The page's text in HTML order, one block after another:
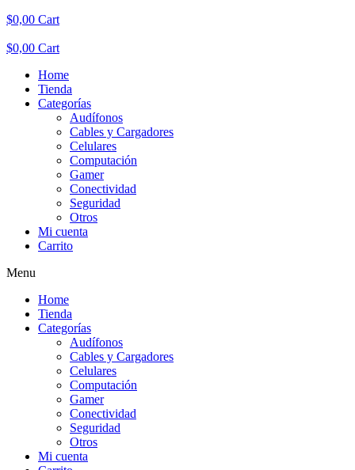
$0,00 Cart
$0,00 Cart
Home
Tienda
Categorías
Audífonos
Cables y Cargadores
Celulares
Computación
Gamer
Conectividad
Seguridad
Otros
Mi cuenta
Carrito
Menu
Home
Tienda
Categorías
Audífonos
Cables y Cargadores
Celulares
Computación
Gamer
Conectividad
Seguridad
Otros
Mi cuenta